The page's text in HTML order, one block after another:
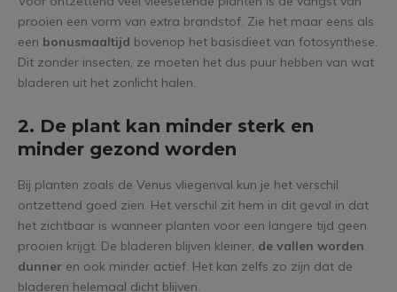
prooien een vorm van extra brandstof. Zie het maar eens als
een bonusmaaltijd bovenop het basisdieet van fotosynthese.
Dit zonder insecten, ze moeten het dus puur hebben van wat
bladeren uit het zonlicht halen.
2. De plant kan minder sterk en
minder gezond worden
Bij planten zoals de Venus vliegenval kun je het verschil
ontzettend goed zien. Het verschil zit hem in dit geval in dat
het zichtbaar is wanneer planten voor een langere tijd geen
prooien krijgt. De bladeren blijven kleiner, de vallen worden
dunner en ook minder actief. Het kan zelfs zo zijn dat de
bladeren helemaal dicht blijven.